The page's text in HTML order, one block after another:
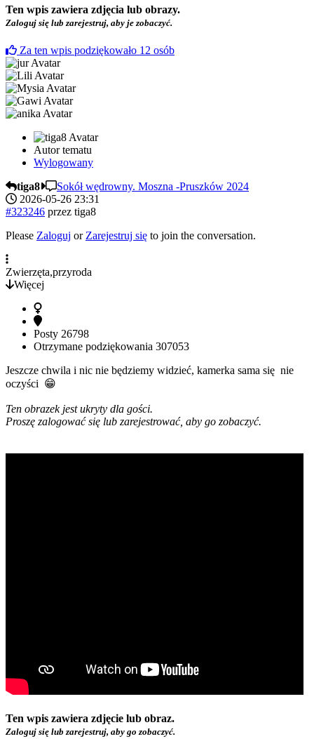
Ten wpis zawiera zdjęcia lub obrazy.
Zaloguj się lub zarejestruj, aby je zobaczyć.
Za ten wpis podziękowało 12 osób
Autor tematu
Wylogowany
tiga8
Sokół wędrowny. Moszna -Pruszków 2024
2026-05-26 23:31
#323246 przez tiga8
Please Zaloguj or Zarejestruj się to join the conversation.
Zwierzęta,przyroda
Więcej
Posty 26798
Otrzymane podziękowania 307053
Jeszcze chwila i nic nie będziemy widzieć, kamerka sama się nie
oczyści 😁
Ten obrazek jest ukryty dla gości.
Proszę zalogować się lub zarejestrować, aby go zobaczyć.
Ten wpis zawiera zdjęcie lub obraz.
Zaloguj się lub zarejestruj, aby go zobaczyć.